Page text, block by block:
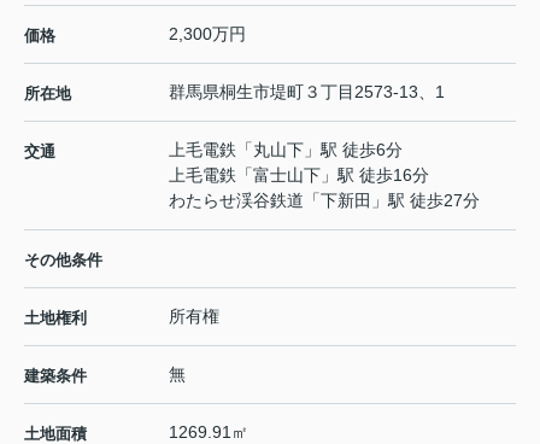
価格 2,300万円
所在地 群馬県桐生市堤町３丁目2573-13、1
交通 上毛電鉄 「丸山下 」駅 徒歩6分
上毛電鉄 「富士山下 」駅 徒歩16分
わたらせ渓谷鉄道 「下新田 」駅 徒歩27分
その他条件
土地権利 所有権
建築条件 無
土地面積 1269.91㎡